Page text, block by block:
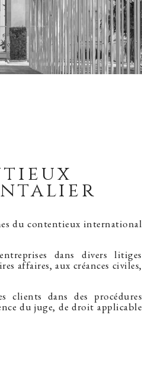
du contentieux international
dans divers litiges
affaires, aux créances civiles,
clients dans des procédures
du juge, de droit applicable